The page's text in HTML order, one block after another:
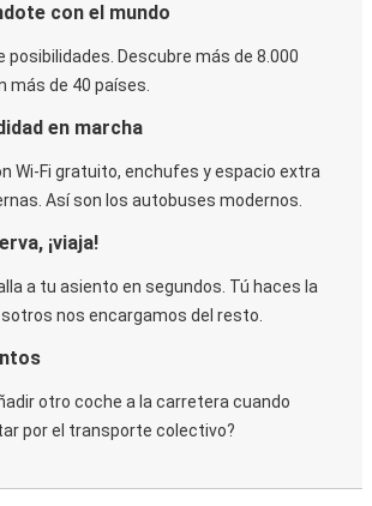
con el mundo
posibilidades. Descubre más de 8.000
más de 40 países.
en marcha
Wi-Fi gratuito, enchufes y espacio extra
Así son los autobuses modernos.
¡viaja!
a tu asiento en segundos. Tú haces la
nos encargamos del resto.
otro coche a la carretera cuando
por el transporte colectivo?